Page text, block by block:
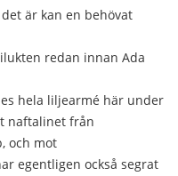
är kan en behövat
redan innan Ada
hela liljearmé här under
naftalinet från
och mot
egentligen också segrat